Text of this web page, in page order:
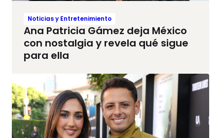
Noticias y Entretenimiento
Ana Patricia Gámez deja México
con nostalgia y revela qué sigue
para ella